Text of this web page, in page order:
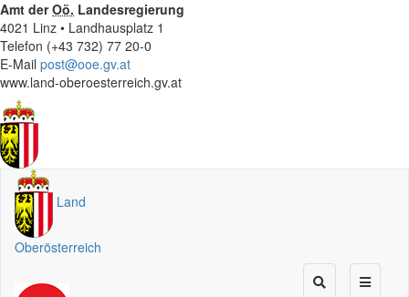
Amt derOö. Landesregierung
4021 Linz • Landhausplatz 1
Telefon (+43 732) 77 20-0
E-Mail post@ooe.gv.at
www.land-oberoesterreich.gv.at
Land
Oberösterreich